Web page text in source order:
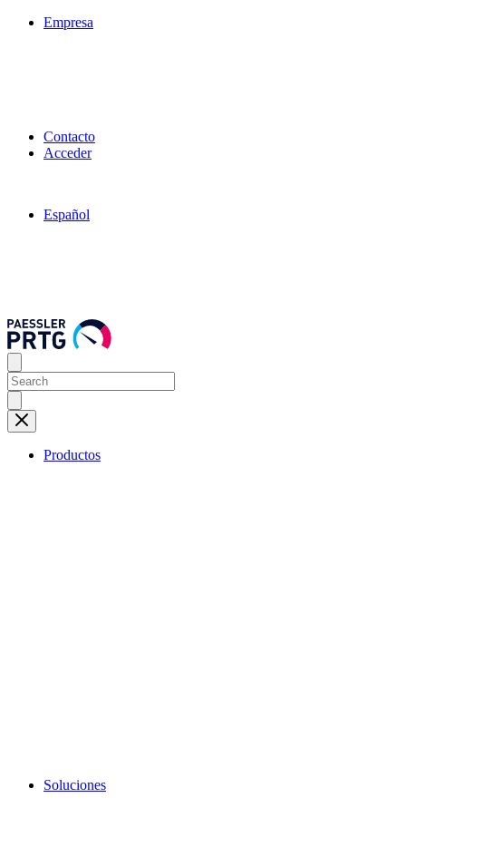
Empresa
Contacto
Acceder
Español
Productos
Soluciones